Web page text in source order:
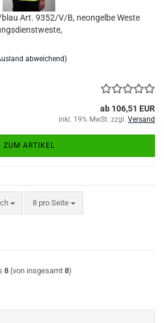
Art. 9352/V/B, neongelbe Weste
abweichend)
ab 106,51 EUR
inkl. 19% MwSt. zzgl. Versand
ZUM ARTIKEL
8 pro Seite
pro Seite
8 (von insgesamt 8)